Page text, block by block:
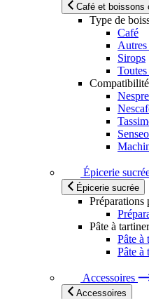
Café et boissons
Type de
Café
Autres
Sirops
Épicerie
Épicerie sucrée
Préparations
Pâte à tartiner
Pâte à
Pâte à
Accessoires
Accessoires